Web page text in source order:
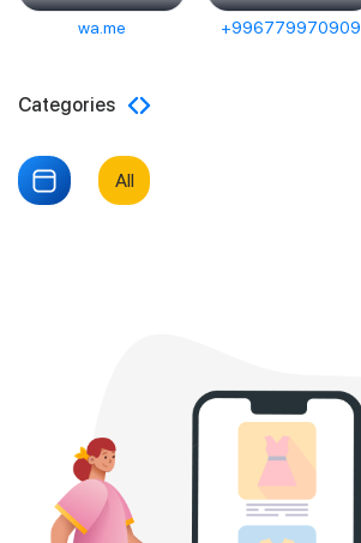
wa.me +996779970909
Categories
All